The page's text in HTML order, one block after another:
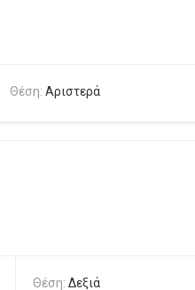
Θέση: Αριστερά
Θέση: Δεξιά